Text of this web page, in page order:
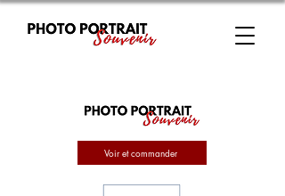
Voir et commander